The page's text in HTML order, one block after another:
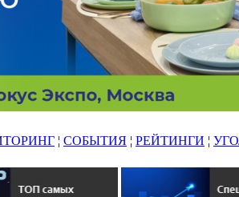
¦ СОБЫТИЯ ¦ РЕЙТИНГИ ¦